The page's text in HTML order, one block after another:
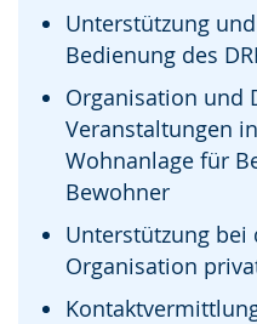
Unterstützung
Bedienung des
Organisation und
Veranstaltungen
Wohnanlage für
Bewohner
Unterstützung bei
Organisation